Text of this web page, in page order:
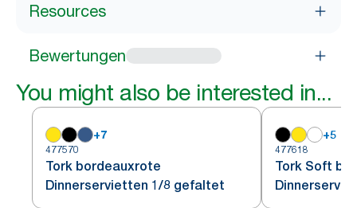
Resources
Bewertungen
You might also be interested in...
+7
477570
Tork bordeauxrote
Dinnerservietten 1/8 gefaltet
+5
477618
Tork Soft